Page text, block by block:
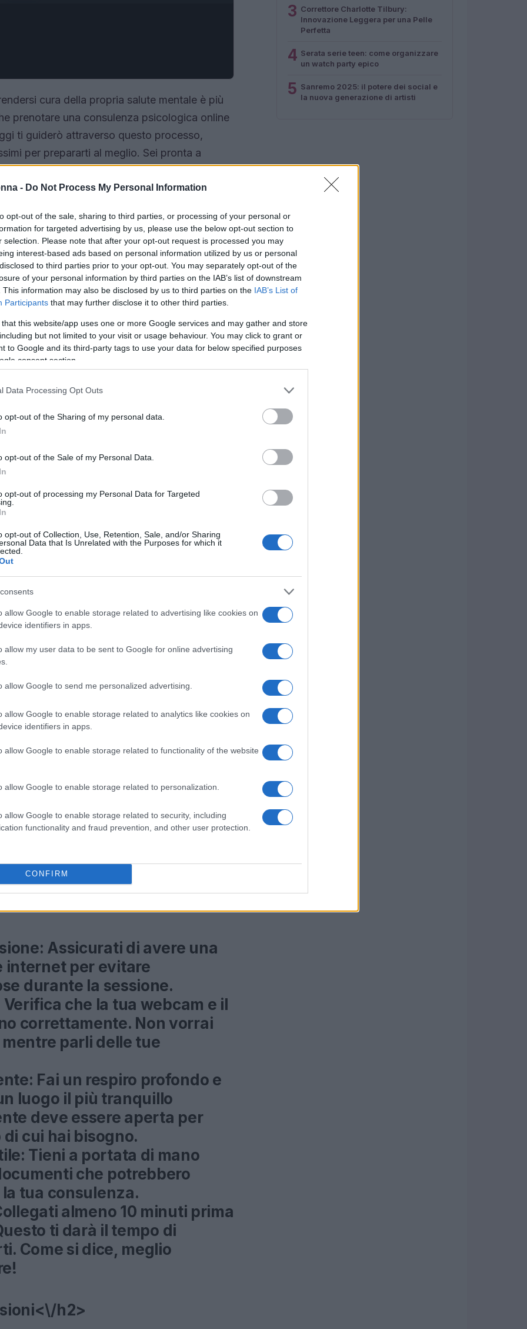
- Do Not Process My Personal Information
opt-out of the sale, sharing to third parties, or processing of your personal or
for targeted advertising by us, please use the below opt-out section to
selection. Please note that after your opt-out request is processed you may
interest-based ads based on personal information utilized by us or personal
to third parties prior to your opt-out. You may separately opt-out of the
of your personal information by third parties on the IAB’s list of downstream
This information may also be disclosed by us to third parties on the IAB’s List of
Participants that may further disclose it to other third parties.
that this website/app uses one or more Google services and may gather and store
but not limited to your visit or usage behaviour. You may click to grant or
to Google and its third-party tags to use your data for below specified purposes
consent section.
Data Processing Opt Outs
opt-out of the Sharing of my personal data.
opt-out of the Sale of my Personal Data.
opt-out of processing my Personal Data for Targeted
opt-out of Collection, Use, Retention, Sale, and/or Sharing
Data that Is Unrelated with the Purposes for which it
allow Google to enable storage related to advertising like cookies on
identifiers in apps.
allow my user data to be sent to Google for online advertising
allow Google to send me personalized advertising.
allow Google to enable storage related to analytics like cookies on
identifiers in apps.
allow Google to enable storage related to functionality of the website
allow Google to enable storage related to personalization.
allow Google to enable storage related to security, including
functionality and fraud prevention, and other user protection.
CONFIRM
cura della propria salute mentale è più
prenotare una consulenza psicologica online
ti guiderò attraverso questo processo,
per prepararti al meglio. Sei pronta a
h2>
puoi prenotare la tua consulenza senza
scegliere una data disponibile sul sito
e un promemoria via SMS. Sì, è così
c’è di più…<\/p>
costo aggiuntivo per la prenotazione.
per rendere la tua esperienza il più
su ciò che conta davvero: il tuo benessere.
online<\/h2>
riceverai un SMS e un’email con il link
suggerimenti per assicurarti che tutto
Assicurati di avere una
internet per evitare
durante la sessione.
Verifica che la tua webcam e il
correttamente. Non vorrai
parli delle tue
Fai un respiro profondo e
luogo il più tranquillo
deve essere aperta per
cui hai bisogno.
Tieni a portata di mano
che potrebbero
tua consulenza.
almeno 10 minuti prima
ti darà il tempo di
Come si dice, meglio
h2>
3 Correttore Charlotte Tilbury:
Innovazione Leggera per una Pelle
Perfetta
4 Serata serie teen: come organizzare
un watch party epico
5 Sanremo 2025: il potere dei social e
la nuova generazione di artisti